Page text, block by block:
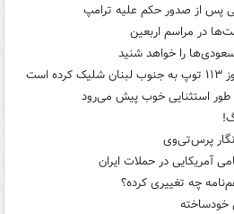
پس از صدور حکم علیه ترامپ
در مراسم اربعین
را خواهد شنید
طور استثنایی خوب پیش می‌رود
پرس‌تی‌وی
در حملات ایران
چه تغییری کرده؟
خودساخته